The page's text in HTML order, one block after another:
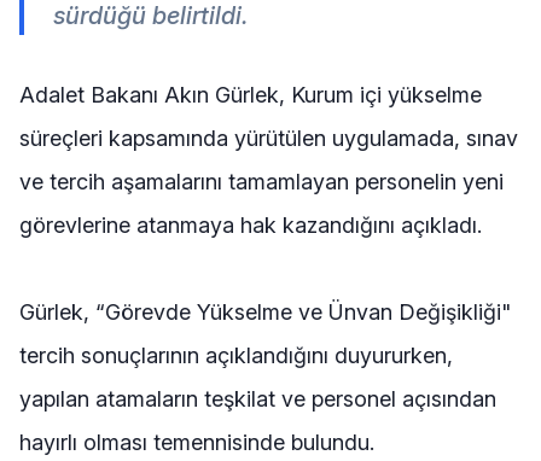
sürdüğü belirtildi.
Adalet Bakanı Akın Gürlek, Kurum içi yükselme
süreçleri kapsamında yürütülen uygulamada, sınav
ve tercih aşamalarını tamamlayan personelin yeni
görevlerine atanmaya hak kazandığını açıkladı.
Gürlek, “Görevde Yükselme ve Ünvan Değişikliği"
tercih sonuçlarının açıklandığını duyururken,
yapılan atamaların teşkilat ve personel açısından
hayırlı olması temennisinde bulundu.